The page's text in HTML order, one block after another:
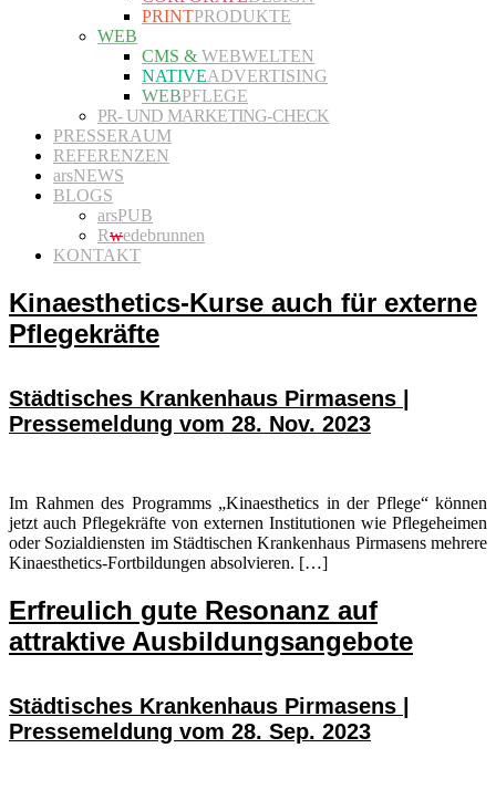
PRINTPRODUKTE
WEB
CMS & WEBWELTEN
NATIVEADVERTISING
WEBPFLEGE
PR- UND MARKETING-CHECK
PRESSERAUM
REFERENZEN
arsNEWS
BLOGS
arsPUB
Rwedebrunnen
KONTAKT
Kinaesthetics-Kurse auch für externe
Pflegekräfte
Städtisches Krankenhaus Pirmasens |
Pressemeldung vom 28. Nov. 2023
Im Rahmen des Programms „Kinaesthetics in der Pflege“ können
jetzt auch Pflegekräfte von externen Institutionen wie Pflegeheimen
oder Sozialdiensten im Städtischen Krankenhaus Pirmasens mehrere
Kinaesthetics-Fortbildungen absolvieren. […]
Erfreulich gute Resonanz auf
attraktive Ausbildungsangebote
Städtisches Krankenhaus Pirmasens |
Pressemeldung vom 28. Sep. 2023